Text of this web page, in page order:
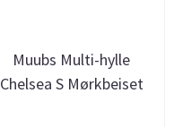
Muubs Multi-hylle
Chelsea S Mørkbeiset